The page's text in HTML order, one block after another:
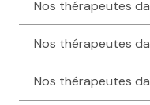
Nos thérapeutes
Nos thérapeutes
Nos thérapeutes